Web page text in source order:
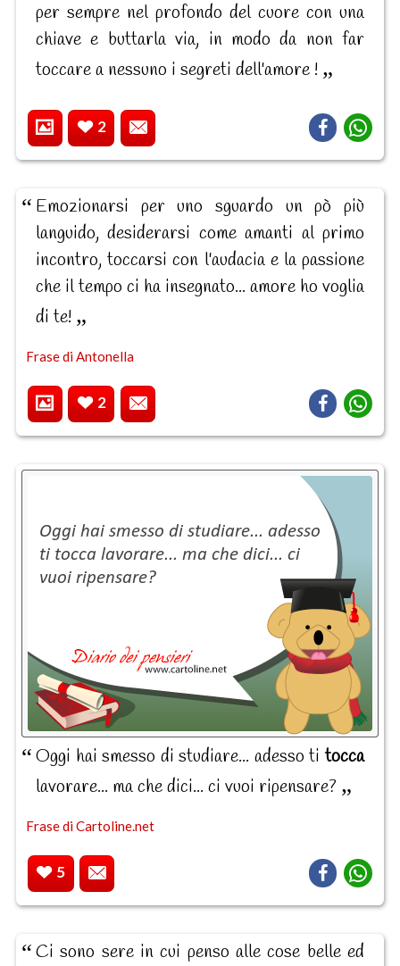
per sempre nel profondo del cuore con una
chiave e buttarla via, in modo da non far
toccare a nessuno i segreti dell'amore !
2
Emozionarsi per uno sguardo un pò più
languido, desiderarsi come amanti al primo
incontro, toccarsi con l'audacia e la passione
che il tempo ci ha insegnato... amore ho voglia
di te!
Frase di Antonella
2
Oggi hai smesso di studiare... adesso titocca
lavorare... ma che dici... ci vuoi ripensare?
Frase di Cartoline.net
5
Ci sono sere in cui penso alle cose belle ed